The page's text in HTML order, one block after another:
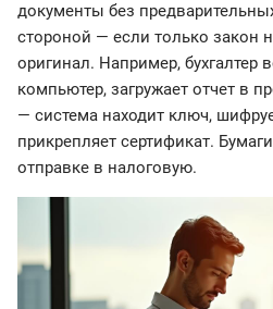
документы без
стороной — если только закон
оригинал. Например, бухгалтер
компьютер, загружает отчет в
— система находит ключ,
прикрепляет сертификат.
отправке в налоговую.